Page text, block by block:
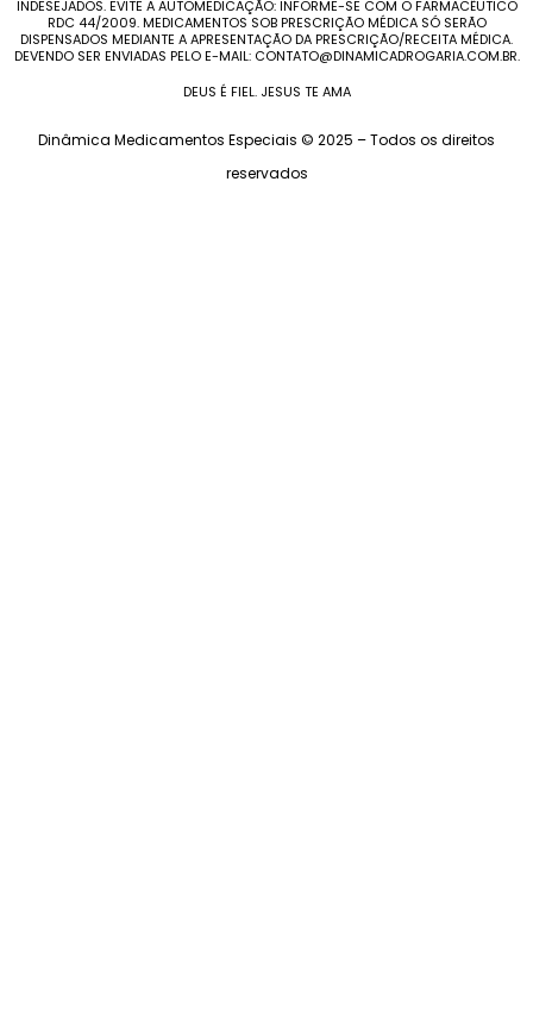
INDESEJADOS. EVITE A AUTOMEDICAÇÃO: INFORME-SE COM O FARMACÊUTICO
RDC 44/2009. MEDICAMENTOS SOB PRESCRIÇÃO MÉDICA SÓ SERÃO
DISPENSADOS MEDIANTE A APRESENTAÇÃO DA PRESCRIÇÃO/RECEITA MÉDICA.
DEVENDO SER ENVIADAS PELO E-MAIL: CONTATO@DINAMICADROGARIA.COM.BR.
DEUS É FIEL. JESUS TE AMA
Dinâmica Medicamentos Especiais © 2025 – Todos os direitos
reservados